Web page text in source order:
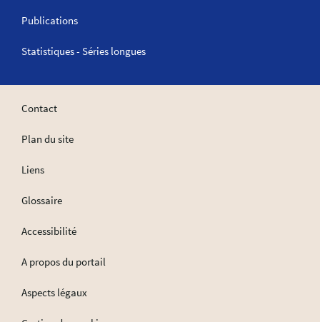
Publications
Statistiques - Séries longues
Contact
Plan du site
Liens
Glossaire
Accessibilité
A propos du portail
Aspects légaux